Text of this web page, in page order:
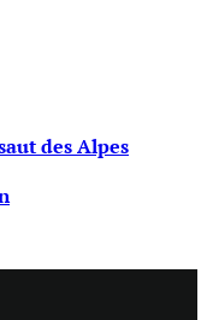
des Alpes